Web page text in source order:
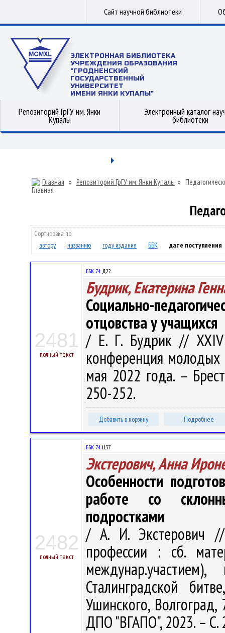
Сайт научной библиотеки
ЭЛЕКТРОННАЯ БИБЛИОТЕКА
УЧРЕЖДЕНИЯ ОБРАЗОВАНИЯ
"ГРОДНЕНСКИЙ
ГОСУДАРСТВЕННЫЙ
УНИВЕРСИТЕТ
ИМЕНИ ЯНКИ КУПАЛЫ"
Репозиторий ГрГУ им. Янки
Купалы
Электронный каталог
библиотеки
Главная » Репозиторий ГрГУ им. Янки Купалы »
Сортировка по:
автору
названию году издания ББК дате поступления
2481
полный текст
ББК 74.Д22
Будрик, Екатерина
Социально-
отцовства у учащихся
/ Е. Г. Будрик // XXIV
конференция молодых
мая 2022 года. –
250-252.
Добавить в корзину Подробнее
2482
полный текст
ББК 74.Ц37
Экстерович, Анна
Особенности
работе со
подростками
/ А. И. Экстерович //
профессии : сб.
Сталинградской
Ушинского,
ДПО "ВГАПО", 2023. – С.